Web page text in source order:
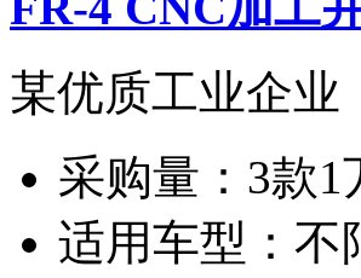
某优质工业企业
采购量： 3款1
适用车型： 不